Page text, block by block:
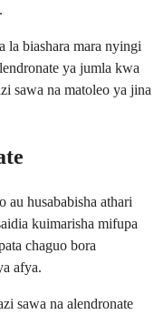
la biashara mara nyingi
ya jumla kwa
sawa na matoleo ya jina
husababisha athari
kuimarisha mifupa
chaguo bora
afya.
sawa na alendronate